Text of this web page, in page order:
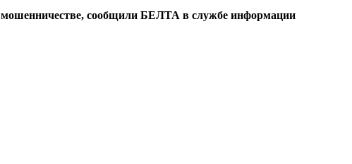
мошенничестве, сообщили БЕЛТА в службе информации